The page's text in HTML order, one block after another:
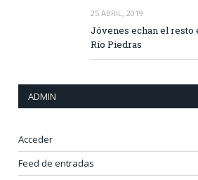
25 ABRIL, 2019
Jóvenes echan el resto
Río Piedras
ADMIN
Acceder
Feed de entradas